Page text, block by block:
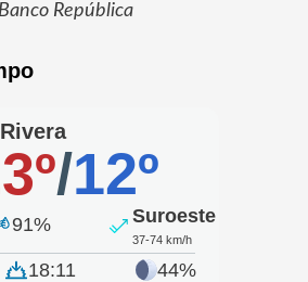
República
Rivera
/12º
91% Suroeste
37-74 km/h
18:11 44%